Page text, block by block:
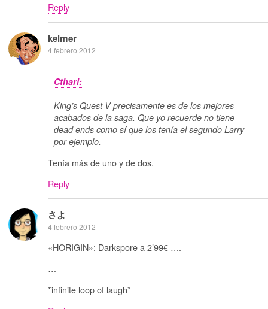
Reply
kelmer
4 febrero 2012
Ctharl:
King’s Quest V precisamente es de los mejores
acabados de la saga. Que yo recuerde no tiene
dead ends como sí que los tenía el segundo Larry
por ejemplo.
Tenía más de uno y de dos.
Reply
さよ
4 febrero 2012
«HORIGIN»: Darkspore a 2’99€ ….
…
*infinite loop of laugh*